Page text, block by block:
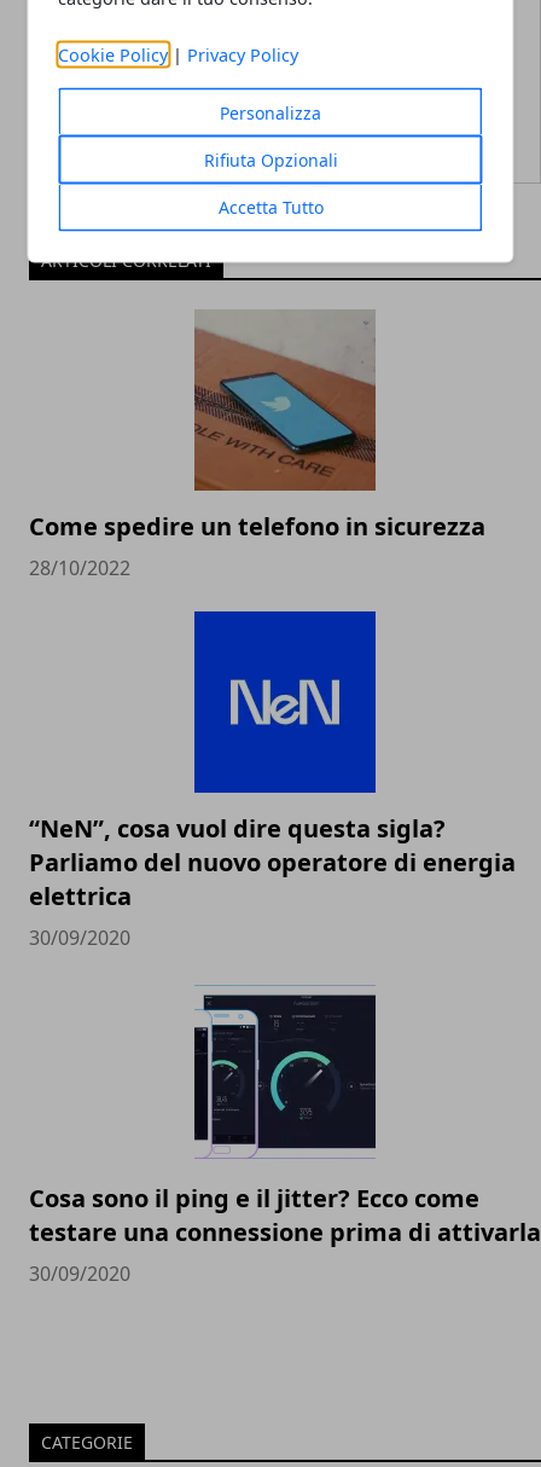
Cookie Policy | Privacy Policy
Personalizza
Rifiuta Opzionali
Accetta Tutto
ARTICOLI CORRELATI
Come spedire un telefono in sicurezza
28/10/2022
“NeN”, cosa vuol dire questa sigla?
Parliamo del nuovo operatore di energia
elettrica
30/09/2020
Cosa sono il ping e il jitter? Ecco come
testare una connessione prima di attivarla
30/09/2020
CATEGORIE